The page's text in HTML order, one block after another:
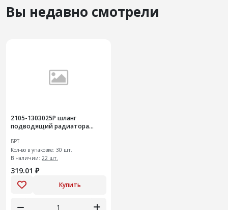
Вы недавно смотрели
2105-1303025Р шланг
подводящий радиатора
БРТ
Кол-во в упаковке: 30 шт.
В наличии: 22 шт.
319.01 ₽
Купить